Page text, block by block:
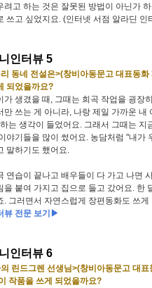
려고 하는 것은 잘못된 방법이 아닌가
쓰고 싶었지요. (인터넷 서점 알라딘 인
인터뷰 5
동네 전설은>(창비아동문고 대표동
되었을까요?
가 생겼을 때, 그때는 희곡 작업을 굉장
만 쓰는 게 아니라, 나랑 제일 가까운
는 생각이 들었어요. 그래서 그때는
야기들을 많이 썼어요. 농담처럼 "내가
말하기도 했어요.
연습이 끝나고 배우들이 다 가고 나면
을 붙여 가지고 집으로 들고 갔어요. 한
. 그러면서 자연스럽게 장편동화도 쓰
뷰 전문 보기▶
인터뷰 6
린드그렌 선생님>(창비아동문고 대
작품을 쓰게 되었을까요?